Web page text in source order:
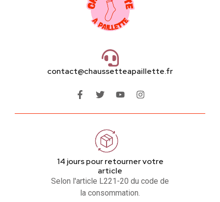
contact@chaussetteapaillette.fr
14 jours pour retourner votre
article
Selon l'article L221-20 du code de
la consommation.